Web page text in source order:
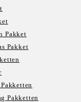
Pakket
Pakket
Pakketten